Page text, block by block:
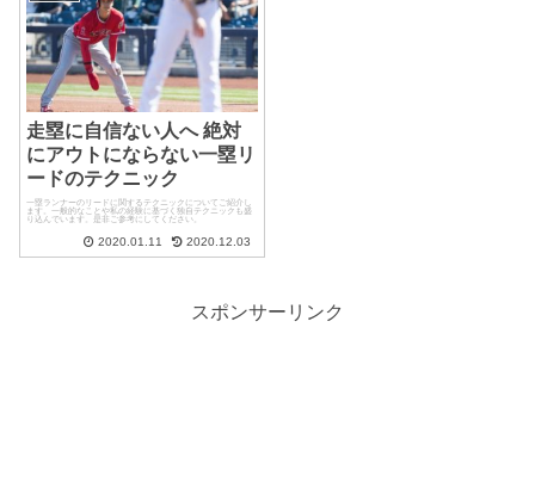
走塁に自信ない人へ 絶対
にアウトにならない一塁リ
ードのテクニック
一塁ランナーのリードに関するテクニックについてご紹介し
ます。一般的なことや私の経験に基づく独自テクニックも盛
り込んでいます。是非ご参考にしてください。
2020.01.11 2020.12.03
スポンサーリンク